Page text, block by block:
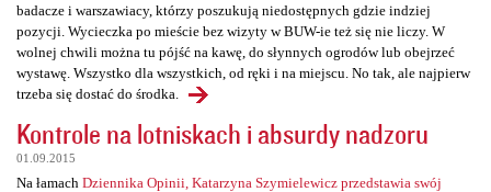
badacze i warszawiacy, którzy poszukują niedostępnych gdzie indziej
pozycji. Wycieczka po mieście bez wizyty w BUW-ie też się nie liczy. W
wolnej chwili można tu pójść na kawę, do słynnych ogrodów lub obejrzeć
wystawę. Wszystko dla wszystkich, od ręki i na miejscu. No tak, ale najpierw
trzeba się dostać do środka.
Kontrole na lotniskach i absurdy nadzoru
01.09.2015
Na łamach Dziennika Opinii, Katarzyna Szymielewicz przedstawia swój